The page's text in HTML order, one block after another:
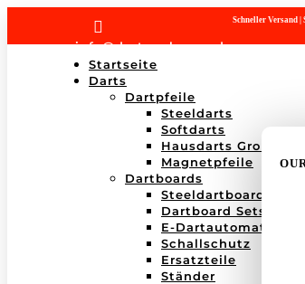

info@dartwerk-saar.de
Schneller Versand |
Startseite
Darts
Dartpfeile
Steeldarts
Softdarts
Hausdarts Großboxen
Magnetpfeile
Dartboards
Steeldartboards
Dartboard Sets
E-Dartautomaten
Schallschutz
Ersatzteile
Ständer